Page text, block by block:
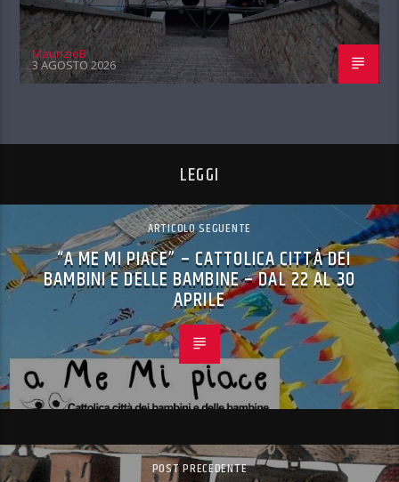
MaurizioB
3 AGOSTO 2026
LEGGI
ARTICOLO SEGUENTE
“A ME MI PIACE” – CATTOLICA CITTÀ DEI
BAMBINI E DELLE BAMBINE – DAL 22 AL 30
APRILE
POST PRECEDENTE